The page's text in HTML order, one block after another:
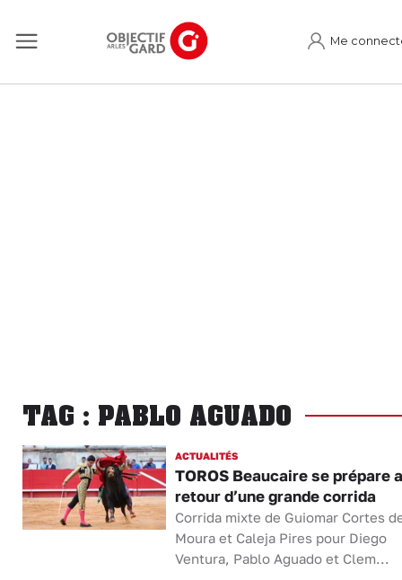
Me
TAG : PABLO AGUADO
ACTUALITÉS
TOROS Beaucaire se prépare
retour d’une grande corrida
Corrida mixte de Guiomar Cortes
Moura et Caleja Pires pour Diego
Ventura, Pablo Aguado et Clem...